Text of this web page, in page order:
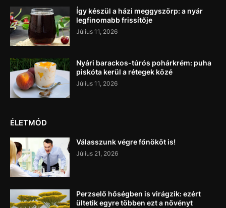
Így készül a házi meggyszörp: a nyár
legfinomabb frissítője
Július 11, 2026
Nyári barackos-túrós pohárkrém: puha
piskóta kerül a rétegek közé
Július 11, 2026
ÉLETMÓD
Válasszunk végre főnököt is!
Július 21, 2026
Perzselő hőségben is virágzik: ezért
ültetik egyre többen ezt a növényt